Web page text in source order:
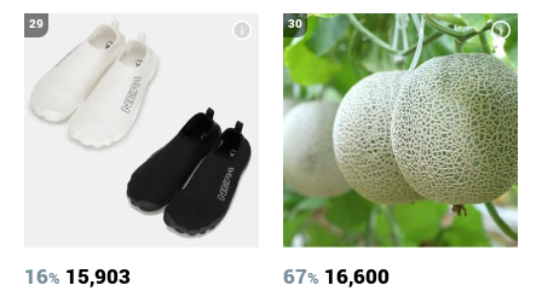
29
16% 15,903
30
67% 16,600